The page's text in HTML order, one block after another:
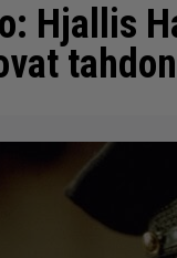
Hjallis
tahdon